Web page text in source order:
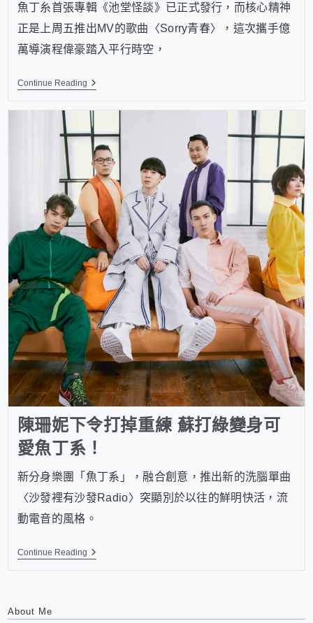
魚丁糸首張專輯《池堂怪談》已正式發行，而核心精神
正是上周五推出MV的歌曲〈Sorry青春〉，這次攜手億
萬導演程偉豪踏入平行時空，
Continue Reading
陳珊妮下令打掉重練 蘇打綠變身可
愛魚丁系！
新分身樂團「魚丁系」，融合創意，推出新的洗腦單曲
〈沙發裡有沙發Radio〉突顯別於以往的鮮明快活，流
動電音的風格。
Continue Reading
About Me